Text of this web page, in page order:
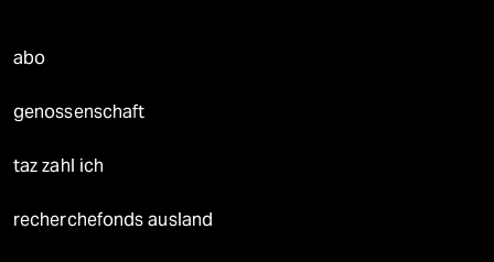
abo
genossenschaft
taz zahl ich
recherchefonds ausland